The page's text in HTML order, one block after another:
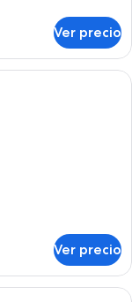
Ver precio
hotel con una cama
Ver precio
hotel con una cama